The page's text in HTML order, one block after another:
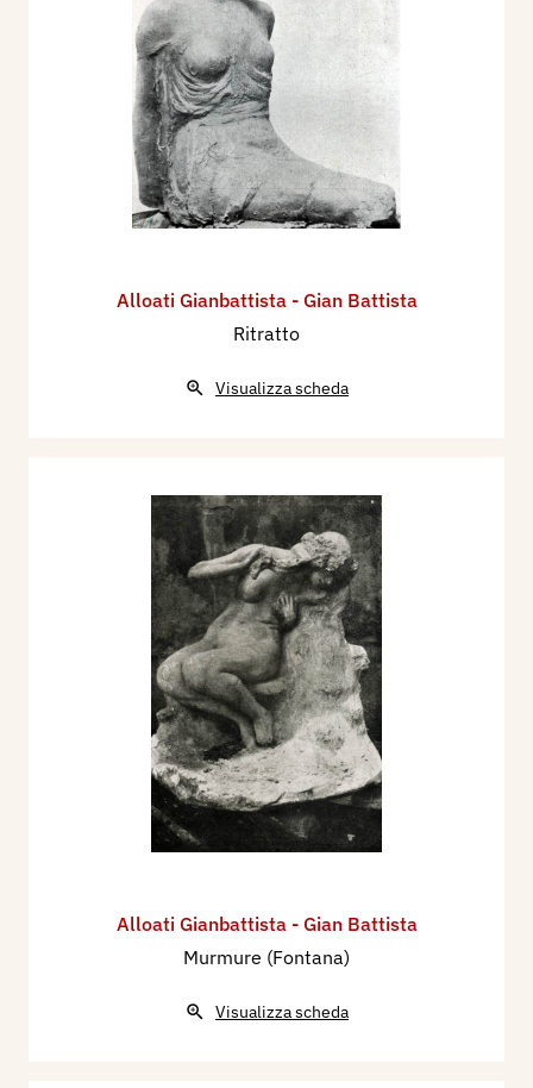
Alloati Gianbattista - Gian Battista
Ritratto
Visualizza scheda
Alloati Gianbattista - Gian Battista
Murmure (Fontana)
Visualizza scheda